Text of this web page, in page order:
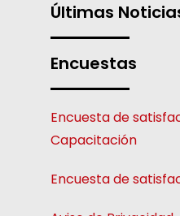
Últimas
Encuestas
Encuesta de
Capacitación
Encuesta de